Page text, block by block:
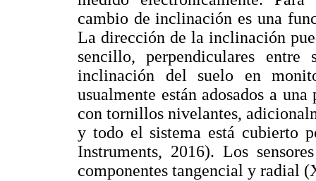
cambio de inclinación es una
La dirección de la inclinación
sencillo, perpendiculares
inclinación del suelo en
usualmente están adosados a
con tornillos nivelantes,
y todo el sistema está cubierto
Instruments, 2016). Los
componentes tangencial y radial